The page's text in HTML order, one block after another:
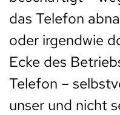
das Telefon
oder irgendwie
Ecke des
Telefon –
unser und nicht